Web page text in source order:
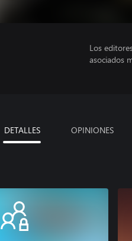
Los
asociados
DETALLES OPINIONES